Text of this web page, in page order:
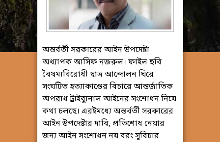
অন্তর্বর্তী সরকারের আইন উপদেষ্টা
অধ্যাপক আসিফ নজরুল। ফাইল ছবি
বৈষম্যবিরোধী ছাত্র আন্দোলন ঘিরে
সংঘটিত হত্যাকাণ্ডের বিচারে আন্তর্জাতিক
অপরাধ ট্রাইব্যুনাল আইনের সংশোধন নিয়ে
কথা চলছে। এরইমধ্যে অন্তর্বর্তী সরকারের
আইন উপদেষ্টার দাবি, প্রতিশোধ নেয়ার
জন্য আইন সংশোধন নয় বরং সুবিচার